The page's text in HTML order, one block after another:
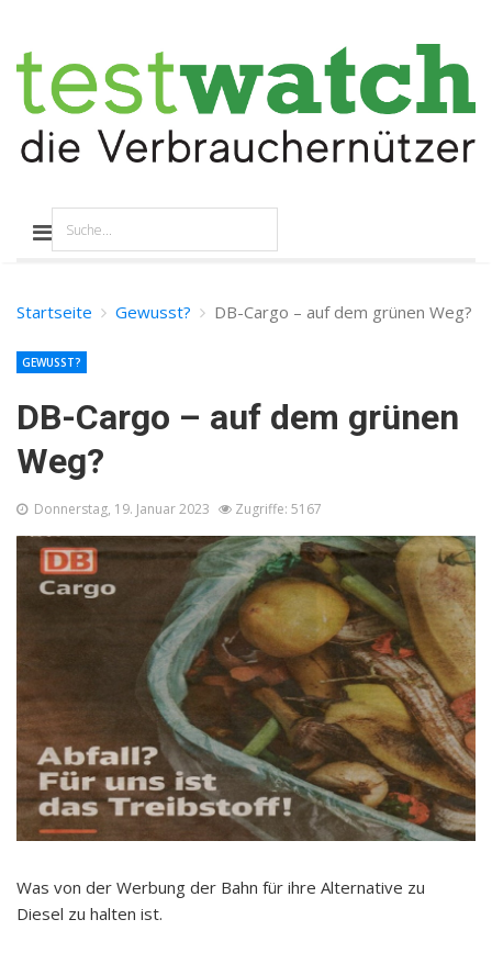
Startseite Gewusst? DB-Cargo – auf dem grünen Weg?
DB-Cargo – auf dem grünen
Weg?
GEWUSST?
Donnerstag, 19. Januar 2023 Zugriffe: 5167
Was von der Werbung der Bahn für ihre Alternative zu
Diesel zu halten ist.